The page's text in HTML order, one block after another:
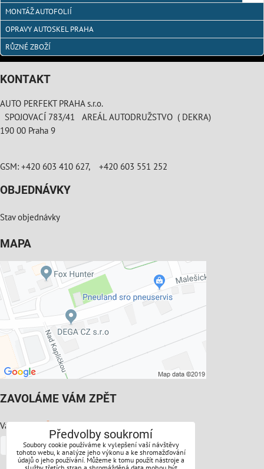
MONTÁŽ AUTOFOLIÍ
OPRAVY AUTOSKEL PRAHA
RŮZNÉ ZBOŽÍ
KONTAKT
AUTO PERFEKT PRAHA s.r.o.
SPOJOVACÍ 783/41 AREÁL AUTODRUŽSTVO ( DEKRA)
190 00 Praha 9
GSM: +420 603 410 627, +420 603 551 252
OBJEDNÁVKY
Stav objednávky
MAPA
ZAVOLÁME VÁM ZPĚT
Váš telefon:*
Předvolby soukromí
Soubory cookie používáme k vylepšení vaší návštěvy
tohoto webu, k analýze jeho výkonu a ke shromažďování
údajů o jeho používání. Můžeme k tomu použít nástroje a